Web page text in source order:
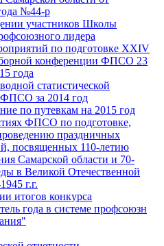
№44-р
участников Школы
лидера
по подготовке XXIV
конференции ФПСО 23
года
статистической
ФПСО за 2014 год
по путевкам на 2015 год
ФПСО по подготовке,
праздничных
посвященных 110-летию
Самарской области и 70-
в Великой Отечественной
г.г.
итогов конкурса
года в системе профсоюзн